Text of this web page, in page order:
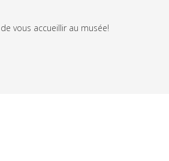
vous accueillir au musée!